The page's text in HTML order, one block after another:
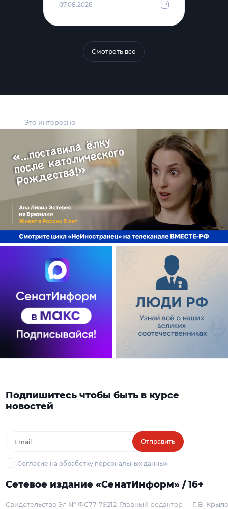
Это интересно
07.08.2026
Смотреть все
Подпишитесь чтобы быть в курсе
новостей
Отправить
Согласие на обработку персональных данных
Сетевое издание «СенатИнформ» / 16+
Свидетельство Эл № ФС77-79212 Главный редактор — Г. В.